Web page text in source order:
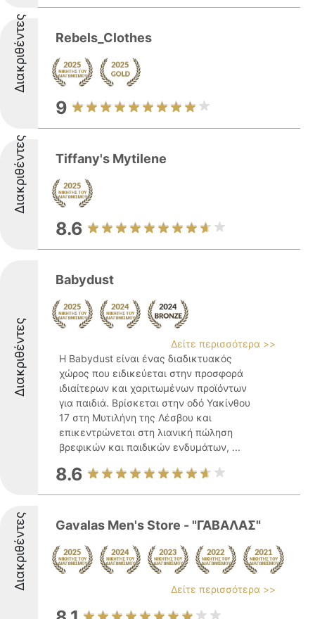
Διακριθέντες Rebels_Clothes
9
Διακριθέντες Tiffany's Mytilene
8.6
Διακριθέντες
Babydust
Δείτε περισσότερα >>
Η Babydust είναι ένας διαδικτυακός
χώρος που ειδικεύεται στην προσφορά
ιδιαίτερων και χαριτωμένων προϊόντων
για παιδιά. Βρίσκεται στην οδό Υακίνθου
17 στη Μυτιλήνη της Λέσβου και
επικεντρώνεται στη λιανική πώληση
βρεφικών και παιδικών ενδυμάτων, ...
8.6
Διακριθέντες Gavalas Men's Store - "ΓΑΒΑΛΑΣ"
Δείτε περισσότερα >>